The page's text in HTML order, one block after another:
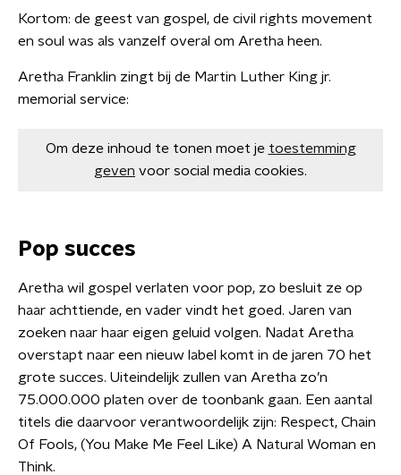
Kortom: de geest van gospel, de civil rights movement
en soul was als vanzelf overal om Aretha heen.
Aretha Franklin zingt bij de Martin Luther King jr.
memorial service:
Om deze inhoud te tonen moet je toestemming
geven voor social media cookies.
Pop succes
Aretha wil gospel verlaten voor pop, zo besluit ze op
haar achttiende, en vader vindt het goed. Jaren van
zoeken naar haar eigen geluid volgen. Nadat Aretha
overstapt naar een nieuw label komt in de jaren 70 het
grote succes. Uiteindelijk zullen van Aretha zo’n
75.000.000 platen over de toonbank gaan. Een aantal
titels die daarvoor verantwoordelijk zijn: Respect, Chain
Of Fools, (You Make Me Feel Like) A Natural Woman en
Think.